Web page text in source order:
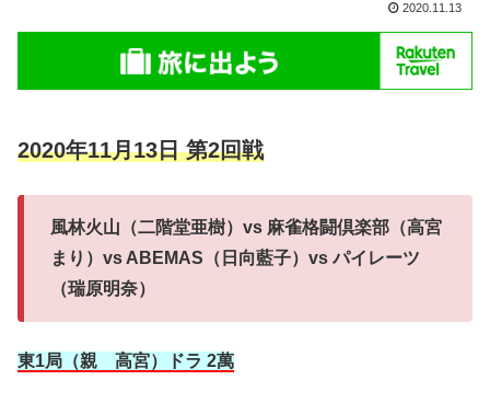
2020.11.13
2020年11月13日 第2回戦
風林火山（二階堂亜樹）vs 麻雀格闘倶楽部（高宮
まり）vs ABEMAS（日向藍子）vs パイレーツ
（瑞原明奈）
東1局（親 高宮）ドラ 2萬